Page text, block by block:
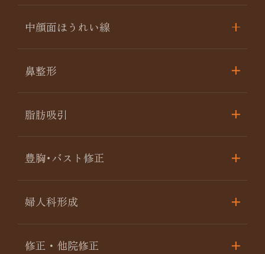
中顔面ほうれい線
鼻整形
脂肪吸引
豊胸･バスト修正
婦人科形成
修正・他院修正